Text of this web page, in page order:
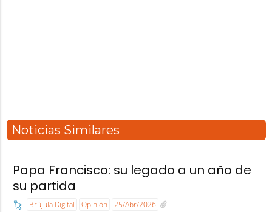
Noticias Similares
Papa Francisco: su legado a un año de
su partida
Brújula Digital Opinión 25/Abr/2026